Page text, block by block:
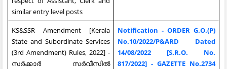
similar entry level posts
KS&SSR Amendment [Kerala
State and Subordinate Services
(3rd Amendment) Rules, 2022] -
സർക്കാർ സർവീസിൽ
Notification - ORDER G.O.(P)
No.10/2022/P&ARD Dated
14/08/2022 [S.R.O. No.
817/2022] - GAZETTE No.2734